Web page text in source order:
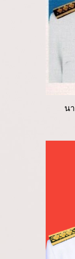
นา